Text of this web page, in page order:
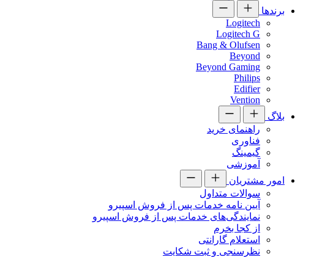
برندها
Logitech
Logitech G
Bang & Olufsen
Beyond
Beyond Gaming
Philips
Edifier
Vention
بلاگ
راهنمای خرید
فناوری
گیمینگ
آموزشی
امور مشتریان
سوالات متداول
آیین نامه خدمات پس از فروش اسپیرو
نمایندگی‌های خدمات پس از فروش اسپیرو
از کجا بخرم
استعلام گارانتی
نظرسنجی و ثبت شکایت